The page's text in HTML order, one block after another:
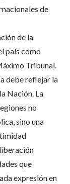
de
de la
país como
Tribunal.
debe reflejar la
Nación. La
no
sino una
que
expresión en